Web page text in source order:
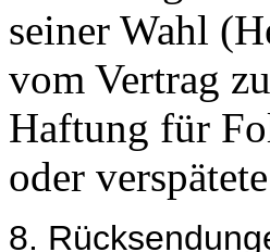
seiner Wahl
vom Vertrag
Haftung für
oder
8.